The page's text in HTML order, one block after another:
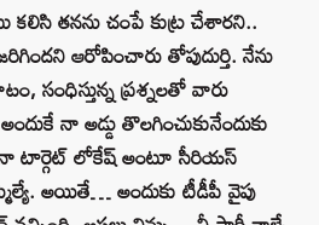
కలిసి తనను చంపే కుట్ర చేశారని..
ఆరోపించారు తోపుదుర్తి. నేను
సంధిస్తున్న ప్రశ్నలతో వారు
నా అడ్డు తొలగించుకునేందుకు
నా టార్గెట్ లోకేష్ అంటూ సీరియస్‌
అయితే… అందుకు టీడీపీ వైపు